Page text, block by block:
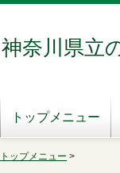
神奈川県立
トップメニュー
トップメニュー >